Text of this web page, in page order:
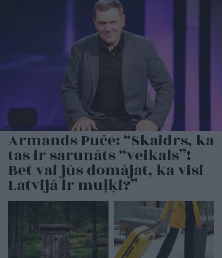
Armands Puče: “Skaidrs, ka
tas ir sarunāts “veikals”!
Bet vai jūs domājat, ka visi
Latvijā ir muļķi?”